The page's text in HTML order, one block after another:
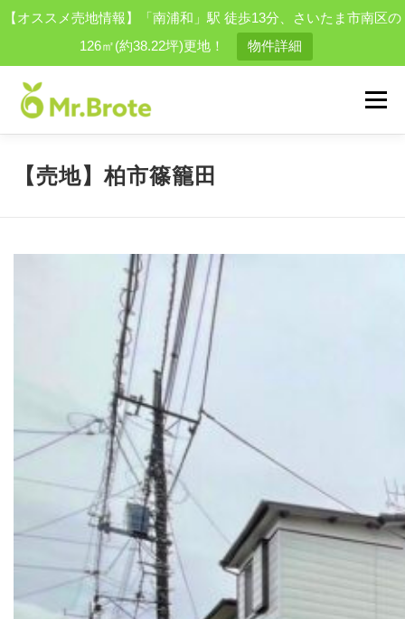
【オススメ売地情報】「南浦和」駅 徒歩13分、さいたま市南区の
126㎡(約38.22坪)更地！
物件詳細
メニュー
物件を探す 会社案内 スタッフ
【売地】柏市篠籠田